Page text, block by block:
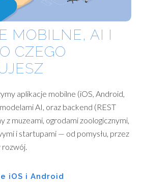
MOBILNE, AI I
CZEGO
aplikacje mobilne (iOS, Android,
AI, oraz backend (REST
z muzeami, ogrodami zoologicznymi,
i startupami — od pomysłu, przez
rozwój.
iOS i Android